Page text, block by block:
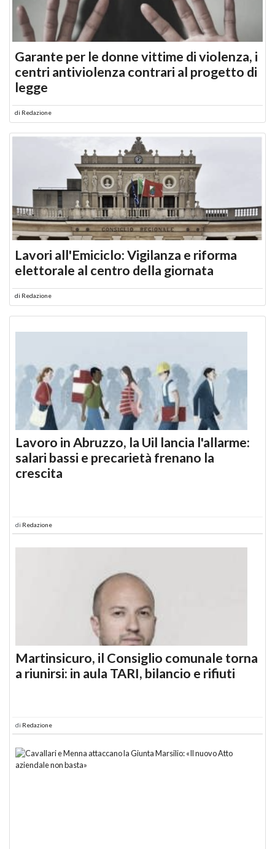
Garante per le donne vittime di violenza, i
centri antiviolenza contrari al progetto di
legge
di Redazione
Lavori all'Emiciclo: Vigilanza e riforma
elettorale al centro della giornata
di Redazione
Lavoro in Abruzzo, la Uil lancia l'allarme:
salari bassi e precarietà frenano la
crescita
di Redazione
Martinsicuro, il Consiglio comunale torna
a riunirsi: in aula TARI, bilancio e rifiuti
di Redazione